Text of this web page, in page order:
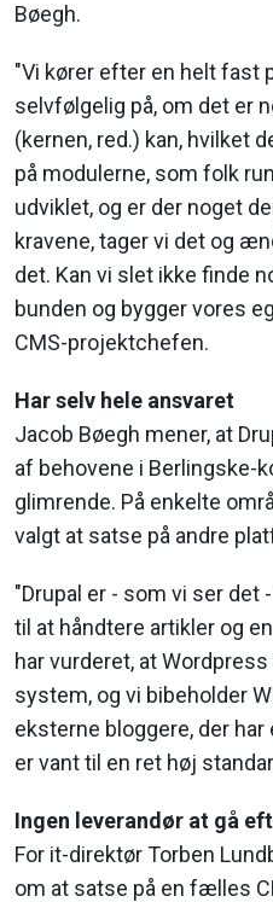
Bøegh.
"Vi kører efter en helt fast
selvfølgelig på, om det er
(kernen, red.) kan, hvilket
på modulerne, som folk
udviklet, og er der noget
kravene, tager vi det og
det. Kan vi slet ikke finde
bunden og bygger vores
CMS-projektchefen.
Har selv hele ansvaret
Jacob Bøegh mener, at
af behovene i Berlingske-
glimrende. På enkelte
valgt at satse på andre
"Drupal er - som vi ser
til at håndtere artikler og
har vurderet, at
system, og vi bibeholder
eksterne bloggere, der
er vant til en ret høj
Ingen leverandør at gå
For it-direktør Torben
om at satse på en fælles